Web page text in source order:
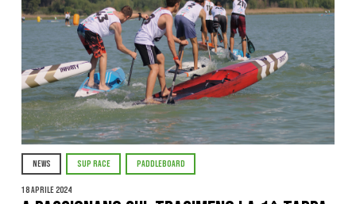
NEWS SUP RACE PADDLEBOARD
18 Aprile 2024